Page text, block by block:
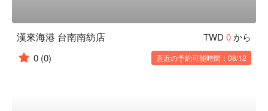
漢來海港 台南南紡店 TWD 0から
0 (0) 直近の予約可能時間：08/12